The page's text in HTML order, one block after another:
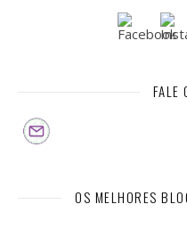
FALE
OS MELHORES